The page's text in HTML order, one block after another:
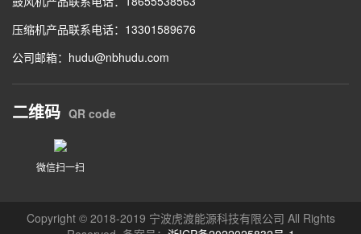
压缩机产品联系电话：13301589676
公司邮箱：hudu@nbhudu.com
二维码 QR code
微信扫一扫
Copyright © 2018-2019 宁波虎渡能源科技有限公司 All Rights